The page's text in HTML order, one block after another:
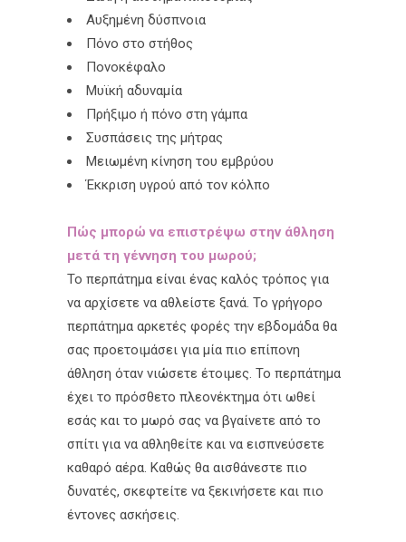
Αυξημένη δύσπνοια
Πόνο στο στήθος
Πονοκέφαλο
Μυϊκή αδυναμία
Πρήξιμο ή πόνο στη γάμπα
Συσπάσεις της μήτρας
Μειωμένη κίνηση του εμβρύου
Έκκριση υγρού από τον κόλπο
Πώς μπορώ να επιστρέψω στην άθληση
μετά τη γέννηση του μωρού;
Το περπάτημα είναι ένας καλός τρόπος για
να αρχίσετε να αθλείστε ξανά. Το γρήγορο
περπάτημα αρκετές φορές την εβδομάδα θα
σας προετοιμάσει για μία πιο επίπονη
άθληση όταν νιώσετε έτοιμες. Το περπάτημα
έχει το πρόσθετο πλεονέκτημα ότι ωθεί
εσάς και το μωρό σας να βγαίνετε από το
σπίτι για να αθληθείτε και να εισπνεύσετε
καθαρό αέρα. Καθώς θα αισθάνεστε πιο
δυνατές, σκεφτείτε να ξεκινήσετε και πιο
έντονες ασκήσεις.